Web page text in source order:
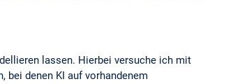
lassen. Hierbei versuche ich mit
bei denen KI auf vorhandenem